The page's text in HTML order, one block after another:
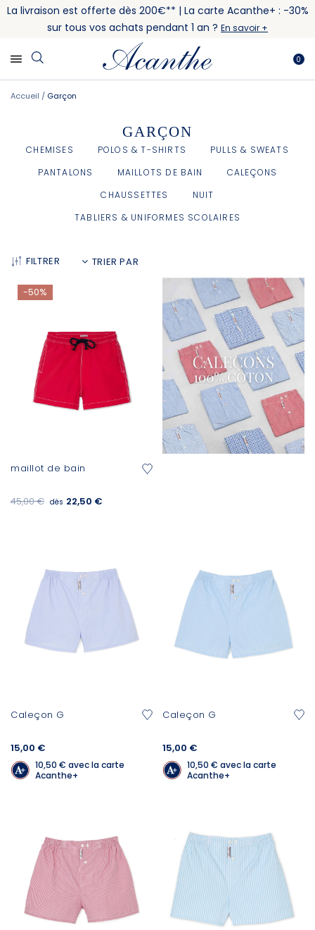
La livraison est offerte dès 200€** | La carte Acanthe+ : -30%
sur tous vos achats pendant 1 an ? En savoir +
0
Accueil Garçon
GARÇON
CHEMISES POLOS & T-SHIRTS
PULLS & SWEATS
PANTALONS
MAILLOTS DE BAIN
CALEÇONS
CHAUSSETTES
NUIT
TABLIERS & UNIFORMES SCOLAIRES
FILTRER
-50%
maillot de bain
dès 22,50 €
45,00 €
Caleçon G
15,00 €
10,50 € avec la carte
Acanthe+
Caleçon G
15,00 €
10,50 € avec la carte
Acanthe+